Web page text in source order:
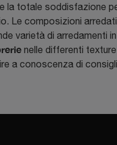
la totale soddisfazione
Le composizioni
varietà di arredamenti
nelle differenti
a conoscenza di